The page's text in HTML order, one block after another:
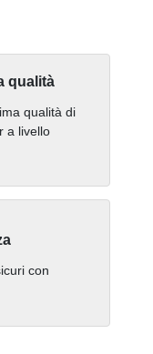
qualità
qualità di
a livello
con